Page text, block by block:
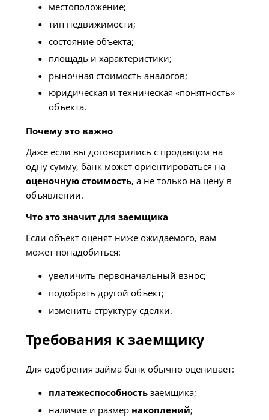
местоположение;
тип недвижимости;
состояние объекта;
площадь и характеристики;
рыночная стоимость аналогов;
юридическая и техническая «понятность»
объекта.
Почему это важно
Даже если вы договорились с продавцом на
одну сумму, банк может ориентироваться на
оценочную стоимость, а не только на цену в
объявлении.
Что это значит для заемщика
Если объект оценят ниже ожидаемого, вам
может понадобиться:
увеличить первоначальный взнос;
подобрать другой объект;
изменить структуру сделки.
Требования к заемщику
Для одобрения займа банк обычно оценивает:
платежеспособностьзаемщика;
наличие и размер накоплений;